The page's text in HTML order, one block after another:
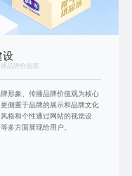
设
品牌价值观
形象、传播品牌价值观为核心
侧重于品牌的展示和品牌文化
格和个性通过网站的视觉设
多方面展现给用户。